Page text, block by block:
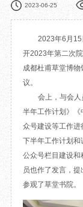
请
文
2023-06-25
2023年6月15
开2023年第二次
成都杜甫草堂博
议。
会上，与会
半年工作计划》
众号建设等工作进
下半年工作计划
公众号栏目建设和
员也作了发言，
参观了草堂书院。